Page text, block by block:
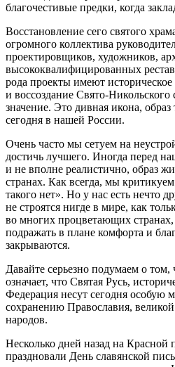
благочестивые предки, когда
Восстановление сего святого
огромного коллектива
проектировщиков, художников,
высококвалифицированных
рода проекты имеют
и воссоздание Свято-Никольского
значение. Это дивная икона, образ
сегодня в нашей России.
Очень часто мы сетуем на
достичь лучшего. Иногда перед
и не вполне реалистично, образ
странах. Как всегда, мы
такого нет». Но у нас есть нечто
не строятся нигде в мире, как
во многих процветающих
подражать в плане комфорта и
закрываются.
Давайте серьезно подумаем о том,
означает, что Святая Русь,
Федерация несут сегодня особую
сохранению Православия,
народов.
Несколько дней назад на
праздновали День славянской